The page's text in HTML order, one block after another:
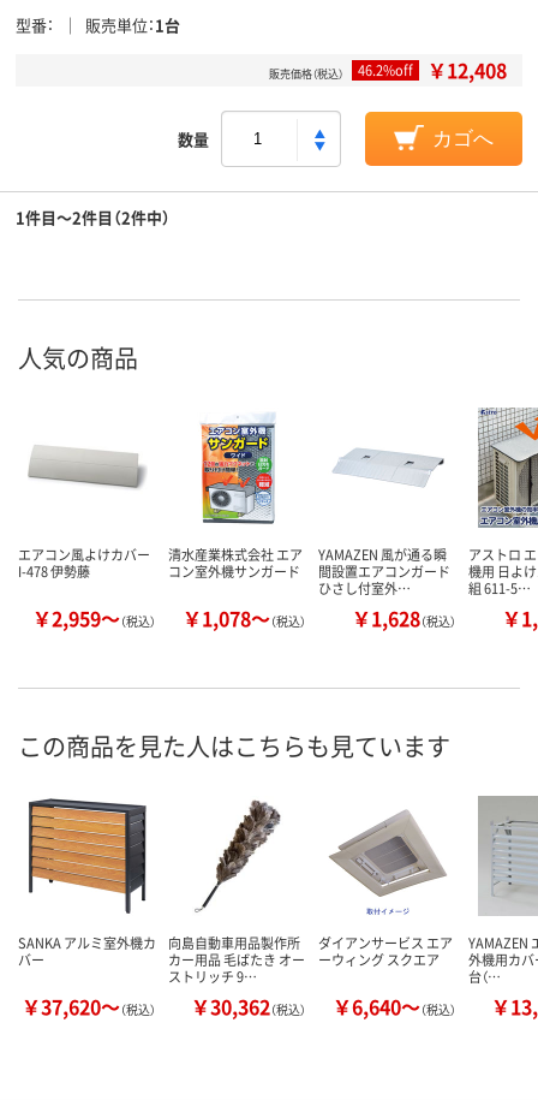
型番 販売単位 1台
販売価格（税込） 46.2%off ￥12,408
数量 カゴへ
1件目～2件目（2件中）
人気の商品
エアコン風よけカバー
I-478 伊勢藤
￥2,959～（税込）
清水産業株式会社 エア
コン室外機サンガード
￥1,078～（税込）
YAMAZEN 風が通る瞬
間設置エアコンガード
ひさし付室外…
￥1,628（税込）
アストロ
機用 日よ
組 611-5…
￥
この商品を見た人はこちらも見ています
SANKA アルミ室外機カ
バー
￥37,620～（税込）
向島自動車用品製作所
カー用品 毛ばたき オー
ストリッチ 9…
￥30,362（税込）
ダイアンサービス エア
ーウィング スクエア
￥6,640～（税込）
YAMAZEN
外機用カバ
台（…
￥